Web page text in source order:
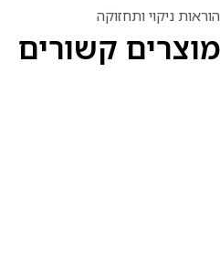
הוראות ניקוי ותחזוקה
מוצרים קשורים